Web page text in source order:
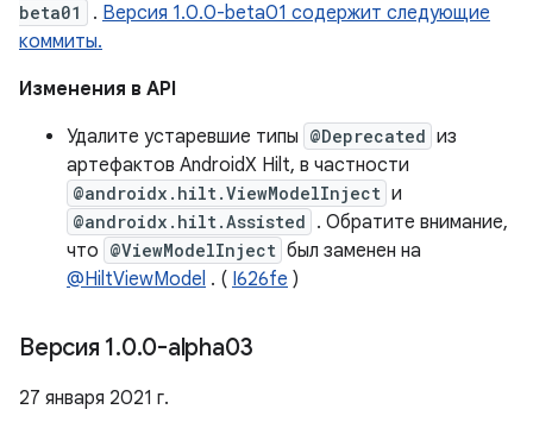
beta01
. Версия 1.0.0-beta01 содержит следующие
коммиты.
Изменения в API
Удалите устаревшие типы @Deprecated из
артефактов AndroidX Hilt, в частности
@androidx.hilt.ViewModelInject и
@androidx.hilt.Assisted . Обратите внимание,
что @ViewModelInject был заменен на
@HiltViewModel . ( I626fe )
Версия 1.0.0-alpha03
27 января 2021 г.